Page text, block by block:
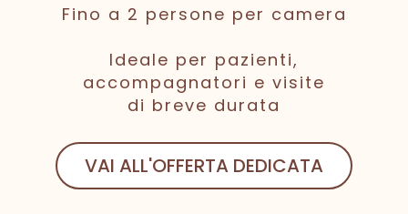
Fino a 2 persone per camera
Ideale per pazienti,
accompagnatori e visite
di breve durata
VAI ALL'OFFERTA DEDICATA